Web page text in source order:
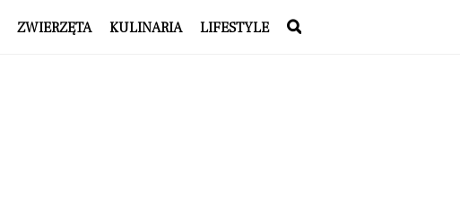
ZWIERZĘTA KULINARIA LIFESTYLE